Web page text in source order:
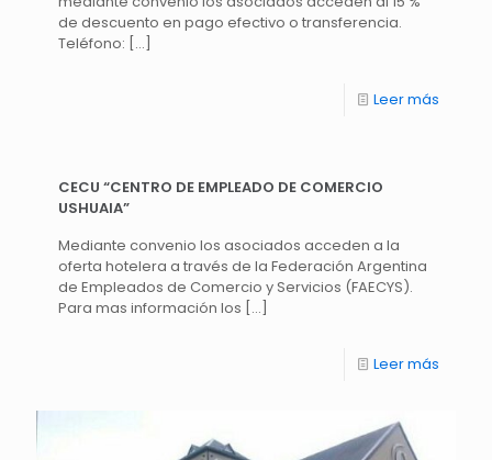
de descuento en pago efectivo o transferencia.
Teléfono: […]
Leer más
CECU “CENTRO DE EMPLEADO DE COMERCIO
USHUAIA”
Mediante convenio los asociados acceden a la
oferta hotelera a través de la Federación Argentina
de Empleados de Comercio y Servicios (FAECYS).
Para mas información los […]
Leer más